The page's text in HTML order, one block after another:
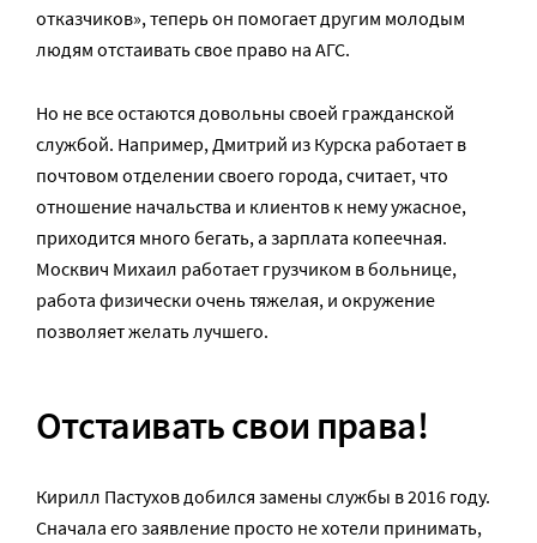
отказчиков», теперь он помогает другим молодым
людям отстаивать свое право на АГС.
Но не все остаются довольны своей гражданской
службой. Например, Дмитрий из Курска работает в
почтовом отделении своего города, считает, что
отношение начальства и клиентов к нему ужасное,
приходится много бегать, а зарплата копеечная.
Москвич Михаил работает грузчиком в больнице,
работа физически очень тяжелая, и окружение
позволяет желать лучшего.
Отстаивать свои права!
Кирилл Пастухов добился замены службы в 2016 году.
Сначала его заявление просто не хотели принимать,